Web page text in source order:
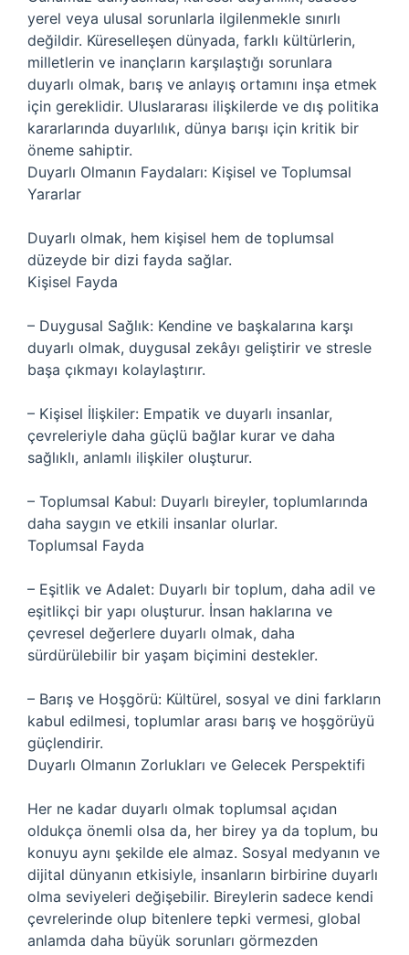
yerel veya ulusal sorunlarla ilgilenmekle sınırlı
değildir. Küreselleşen dünyada, farklı kültürlerin,
milletlerin ve inançların karşılaştığı sorunlara
duyarlı olmak, barış ve anlayış ortamını inşa etmek
için gereklidir. Uluslararası ilişkilerde ve dış politika
kararlarında duyarlılık, dünya barışı için kritik bir
öneme sahiptir.
Duyarlı Olmanın Faydaları: Kişisel ve Toplumsal
Yararlar
Duyarlı olmak, hem kişisel hem de toplumsal
düzeyde bir dizi fayda sağlar.
Kişisel Fayda
– Duygusal Sağlık: Kendine ve başkalarına karşı
duyarlı olmak, duygusal zekâyı geliştirir ve stresle
başa çıkmayı kolaylaştırır.
– Kişisel İlişkiler: Empatik ve duyarlı insanlar,
çevreleriyle daha güçlü bağlar kurar ve daha
sağlıklı, anlamlı ilişkiler oluşturur.
– Toplumsal Kabul: Duyarlı bireyler, toplumlarında
daha saygın ve etkili insanlar olurlar.
Toplumsal Fayda
– Eşitlik ve Adalet: Duyarlı bir toplum, daha adil ve
eşitlikçi bir yapı oluşturur. İnsan haklarına ve
çevresel değerlere duyarlı olmak, daha
sürdürülebilir bir yaşam biçimini destekler.
– Barış ve Hoşgörü: Kültürel, sosyal ve dini farkların
kabul edilmesi, toplumlar arası barış ve hoşgörüyü
güçlendirir.
Duyarlı Olmanın Zorlukları ve Gelecek Perspektifi
Her ne kadar duyarlı olmak toplumsal açıdan
oldukça önemli olsa da, her birey ya da toplum, bu
konuyu aynı şekilde ele almaz. Sosyal medyanın ve
dijital dünyanın etkisiyle, insanların birbirine duyarlı
olma seviyeleri değişebilir. Bireylerin sadece kendi
çevrelerinde olup bitenlere tepki vermesi, global
anlamda daha büyük sorunları görmezden